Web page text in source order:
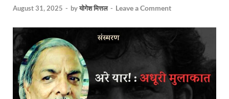
August 31, 2025 - byयोगेश मित्तल - Leave a Comment